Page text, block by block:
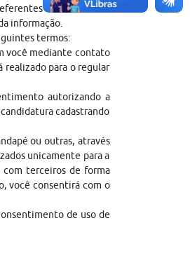
ao tratamento
informação.
termos:
você mediante contato
realizado para o regular
autorizando a
cadastrando
ou outras, através
unicamente para a
com terceiros de forma
você consentirá com o
de uso de